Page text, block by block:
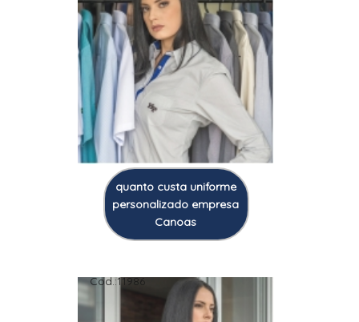
quanto custa uniforme
personalizado empresa
Canoas
Cod.:11986